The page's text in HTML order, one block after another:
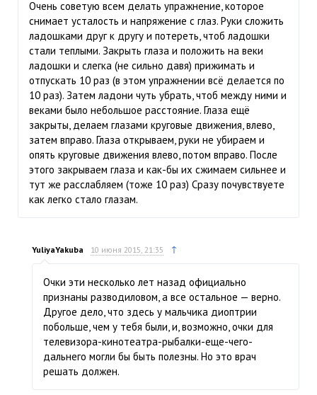
Очень советую всем делать упражнение, которое
снимает усталость и напряжение с глаз. Руки сложить
ладошками друг к другу и потереть, чтоб ладошки
стали теплыми. Закрыть глаза и положить на веки
ладошки и слегка (не сильно давя) прижимать и
отпускать 10 раз (в этом упражнении всё делается по
10 раз). Затем ладони чуть убрать, чтоб между ними и
веками было небольшое расстояние. Глаза ещё
закрыты, делаем глазами круговые движения, влево,
затем вправо. Глаза открываем, руки не убираем и
опять круговые движения влево, потом вправо. После
этого закрываем глаза и как-бы их сжимаем сильнее и
тут же расслабляем (тоже 10 раз) Сразу почувствуете
как легко стало глазам.
YuliyaYakuba 10 июня 2015, 21:35 ↑
Очки эти несколько лет назад официально
признаны разводиловом, а все остальное — верно.
Другое дело, что здесь у мальчика диоптрии
побольше, чем у тебя были, и, возможно, очки для
телевизора-кинотеатра-рыбалки-еще-чего-
дальнего могли бы быть полезны. Но это врач
решать должен.